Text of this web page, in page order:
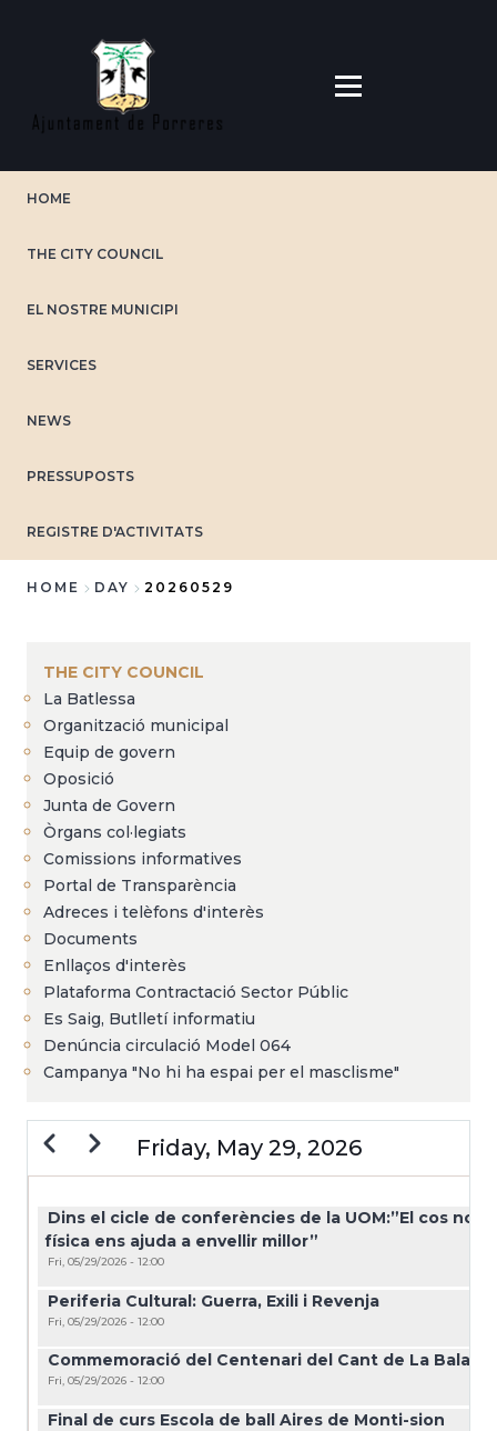
HOME
THE CITY COUNCIL
EL NOSTRE MUNICIPI
SERVICES
NEWS
PRESSUPOSTS
REGISTRE D'ACTIVITATS
HOME DAY 20260529
THE CITY COUNCIL
La Batlessa
Organització municipal
Equip de govern
Oposició
Junta de Govern
Òrgans col·legiats
Comissions informatives
Portal de Transparència
Adreces i telèfons d'interès
Documents
Enllaços d'interès
Plataforma Contractació Sector Públic
Es Saig, Butlletí informatiu
Denúncia circulació Model 064
Campanya "No hi ha espai per el masclisme"
Friday, May 29, 2026
PAGINATION
PreviousNext
Dins el cicle de conferències de la UOM:”El cos no
física ens ajuda a envellir millor”
Fri, 05/29/2026 - 12:00
Periferia Cultural: Guerra, Exili i Revenja
Fri, 05/29/2026 - 12:00
Commemoració del Centenari del Cant de La
Fri, 05/29/2026 - 12:00
Final de curs Escola de ball Aires de Monti-sion